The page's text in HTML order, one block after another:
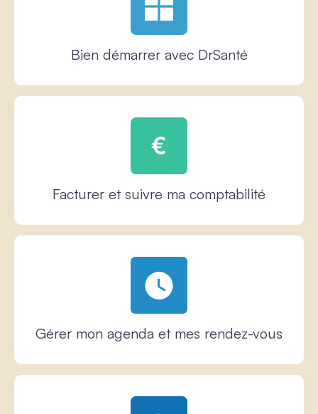
Bien démarrer avec DrSanté
Facturer et suivre ma comptabilité
Gérer mon agenda et mes rendez-vous